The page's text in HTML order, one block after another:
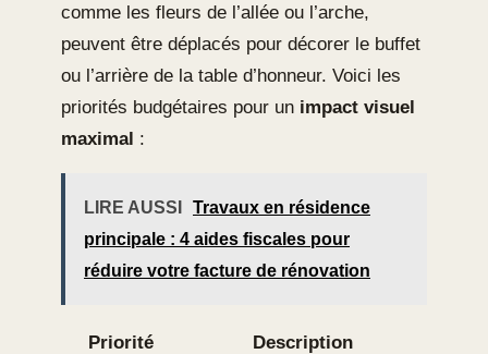
comme les fleurs de l’allée ou l’arche,
peuvent être déplacés pour décorer le buffet
ou l’arrière de la table d’honneur. Voici les
priorités budgétaires pour un impact visuel
maximal :
LIRE AUSSI
Travaux en résidence
principale : 4 aides fiscales pour
réduire votre facture de rénovation
Priorité Description